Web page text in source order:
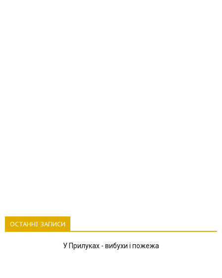
ОСТАННІ ЗАПИСИ
У Прилуках - вибухи і пожежа